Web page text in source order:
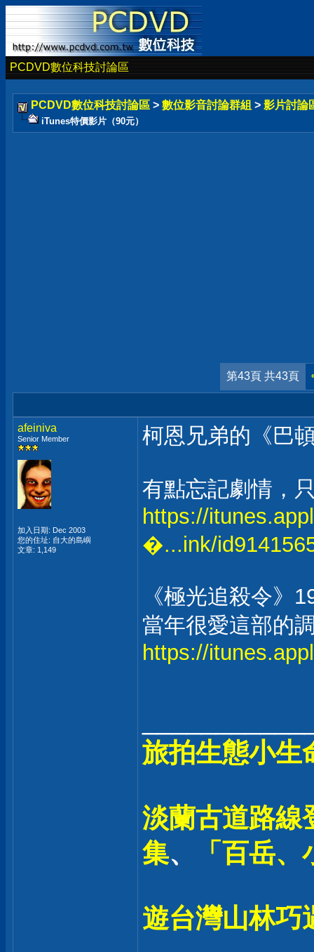
PCDVD數位科技討論區
PCDVD數位科技討論區 > 數位影音討論群組 > 影片討論
iTunes特價影片（90元）
第43頁 共43頁
afeiniva
Senior Member
加入日期: Dec 2003
您的住址: 自大的島嶼
文章: 1,149
柯恩兄弟的《巴
有點忘記劇情，
https://
�...ink/
《極光追殺令》
當年很愛這部的
https://
旅拍生態小生
淡蘭古道路線
集、 「百岳
遊台灣山林巧